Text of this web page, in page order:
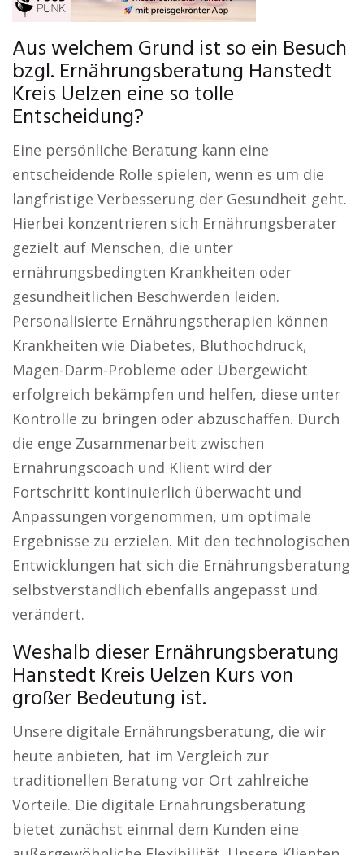
Aus welchem Grund ist so ein Besuch
bzgl. Ernährungsberatung Hanstedt
Kreis Uelzen eine so tolle
Entscheidung?
Eine persönliche Beratung kann eine
entscheidende Rolle spielen, wenn es um die
langfristige Verbesserung der Gesundheit geht.
Hierbei konzentrieren sich Ernährungsberater
gezielt auf Menschen, die unter
ernährungsbedingten Krankheiten oder
gesundheitlichen Beschwerden leiden.
Personalisierte Ernährungstherapien können
Krankheiten wie Diabetes, Bluthochdruck,
Magen-Darm-Probleme oder Übergewicht
erfolgreich bekämpfen und helfen, diese unter
Kontrolle zu bringen oder abzuschaffen. Durch
die enge Zusammenarbeit zwischen
Ernährungscoach und Klient wird der
Fortschritt kontinuierlich überwacht und
Anpassungen vorgenommen, um optimale
Ergebnisse zu erzielen. Mit den technologischen
Entwicklungen hat sich die Ernährungsberatung
selbstverständlich ebenfalls angepasst und
verändert.
Weshalb dieser Ernährungsberatung
Hanstedt Kreis Uelzen Kurs von
großer Bedeutung ist.
Unsere digitale Ernährungsberatung, die wir
heute anbieten, hat im Vergleich zur
traditionellen Beratung vor Ort zahlreiche
Vorteile. Die digitale Ernährungsberatung
bietet zunächst einmal dem Kunden eine